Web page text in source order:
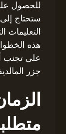
للحصول
ستحتاج
التعليمات
هذه
على تجنب
جزر